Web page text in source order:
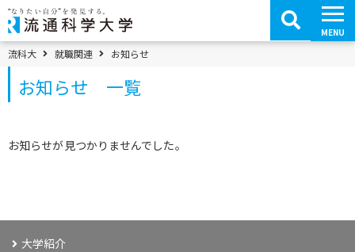
コ
ン
テ
ン
ツ
へ
移
MENU
パンくずメニュー
流科大 就職関連 お知らせ
お知らせ 一覧
お知らせが見つかりませんでした。
大学紹介